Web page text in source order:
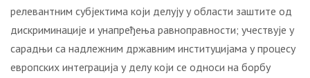
релевантним субјектима који делују у области заштите од
дискриминације и унапређења равноправности; учествује у
сарадњи са надлежним државним институцијама у процесу
европских интеграција у делу који се односи на борбу